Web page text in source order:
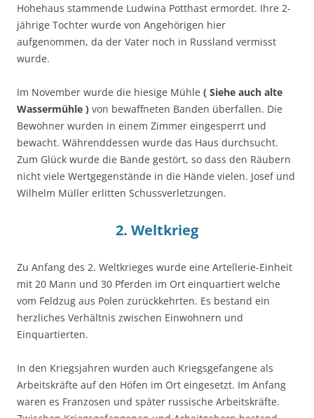
Hohehaus stammende Ludwina Potthast ermordet. Ihre 2-
jährige Tochter wurde von Angehörigen hier
aufgenommen, da der Vater noch in Russland vermisst
wurde.
Im November wurde die hiesige Mühle ( Siehe auch alte
Wassermühle ) von bewaffneten Banden überfallen. Die
Bewohner wurden in einem Zimmer eingesperrt und
bewacht. Währenddessen wurde das Haus durchsucht.
Zum Glück wurde die Bande gestört, so dass den Räubern
nicht viele Wertgegenstände in die Hände vielen. Josef und
Wilhelm Müller erlitten Schussverletzungen.
2. Weltkrieg
Zu Anfang des 2. Weltkrieges wurde eine Artellerie-Einheit
mit 20 Mann und 30 Pferden im Ort einquartiert welche
vom Feldzug aus Polen zurückkehrten. Es bestand ein
herzliches Verhältnis zwischen Einwohnern und
Einquartierten.
In den Kriegsjahren wurden auch Kriegsgefangene als
Arbeitskräfte auf den Höfen im Ort eingesetzt. Im Anfang
waren es Franzosen und später russische Arbeitskräfte.